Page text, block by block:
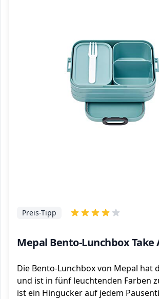
Mepal Bento-Lunchbox Take
Preis-Tipp
Die Bento-Lunchbox von Mepal hat
und ist in fünf leuchtenden Farben
ist ein Hingucker auf jedem